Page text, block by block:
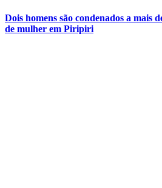
Dois homens são condenados a mais
de mulher em Piripiri